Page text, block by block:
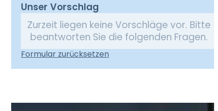
Unser Vorschlag
Zurzeit liegen keine Vorschläge vor. Bitte
beantworten Sie die folgenden Fragen.
Formular zurücksetzen